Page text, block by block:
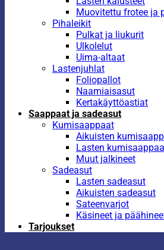
Muovitettu frotee ja
Pihaleikit
Pulkat ja liukurit
Ulkolelut
Uima-altaat
Lastenjuhlat
Foliopallot
Naamiaisasut
Kertakäyttöastiat
Saappaat ja sadeasut
Kumisaappaat
Aikuisten
Lasten
Muut jalkineet
Sadeasut
Lasten sadeasut
Aikuisten sadeasut
Sateenvarjot
Käsineet ja
Tarjoukset